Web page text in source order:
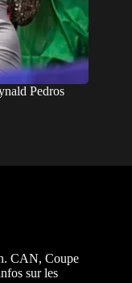
Pedros
CAN, Coupe
sur les